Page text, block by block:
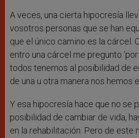
A veces, una cierta hipocresía
vosotros personas que se han
que el único camino es la cárcel.
entro una cárcel me pregunto ‘por
todos tenemos al posibilidad de
de una u otra manera nos hemos
Y esa hipocresía hace que no se
posibilidad de cambiar de vida,
en la rehabilitación. Pero de este